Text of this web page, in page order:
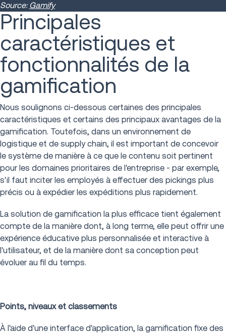
Source: Gamify
Principales
caractéristiques et
fonctionnalités de la
gamification
Nous soulignons ci-dessous certaines des principales
caractéristiques et certains des principaux avantages de la
gamification. Toutefois, dans un environnement de
logistique et de supply chain, il est important de concevoir
le système de manière à ce que le contenu soit pertinent
pour les domaines prioritaires de l'entreprise - par exemple,
s'il faut inciter les employés à effectuer des pickings plus
précis ou à expédier les expéditions plus rapidement.
La solution de gamification la plus efficace tient également
compte de la manière dont, à long terme, elle peut offrir une
expérience éducative plus personnalisée et interactive à
l'utilisateur, et de la manière dont sa conception peut
évoluer au fil du temps.
Points, niveaux et classements
À l'aide d'une interface d'application, la gamification fixe des